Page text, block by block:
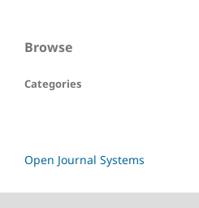
Browse
Categories
Open Journal Systems